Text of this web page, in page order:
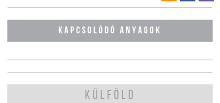
KAPCSOLÓDÓ ANYAGOK
KÜLFÖLD